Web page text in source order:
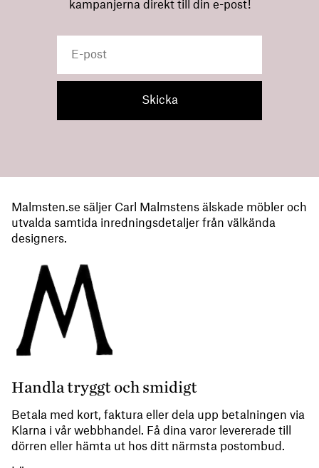
kampanjerna direkt till din e-post!
Malmsten.se säljer Carl Malmstens älskade möbler och
utvalda samtida inredningsdetaljer från välkända
designers.
Handla tryggt och smidigt
Betala med kort, faktura eller dela upp betalningen via
Klarna i vår webbhandel. Få dina varor levererade till
dörren eller hämta ut hos ditt närmsta postombud.